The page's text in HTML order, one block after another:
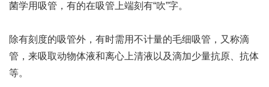
菌学用吸管，有的在吸管上端刻有“吹”字。
除有刻度的吸管外，有时需用不计量的毛细吸管，又称滴
管，来吸取动物体液和离心上清液以及滴加少量抗原、抗体
等。